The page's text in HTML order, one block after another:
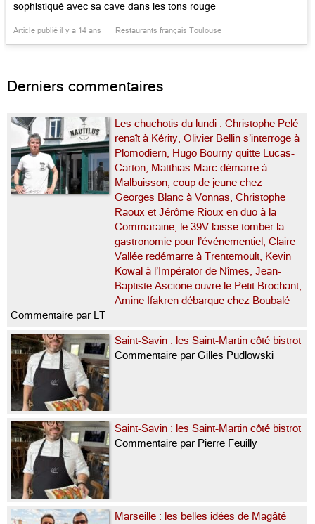
sophistiqué avec sa cave dans les tons rouge
natif du Gers, a travaillé chez Bernard Bach, au
Article publié il y a 14 ans Restaurants français Toulouse
Derniers commentaires
Les chuchotis du lundi : Christophe Pelé
renaît à Kérity, Olivier Bellin s’interroge à
Plomodiern, Hugo Bourny quitte Lucas-
Carton, Matthias Marc démarre à
Malbuisson, coup de jeune chez
Georges Blanc à Vonnas, Christophe
Raoux et Jérôme Rioux en duo à la
Commaraine, le 39V laisse tomber la
gastronomie pour l’événementiel, Claire
Vallée redémarre à Trentemoult, Kevin
Kowal à l’Impérator de Nîmes, Jean-
Baptiste Ascione ouvre le Petit Brochant,
Amine Ifakren débarque chez Boubalé
Commentaire par LT
Saint-Savin : les Saint-Martin côté bistrot
Commentaire par Gilles Pudlowski
Saint-Savin : les Saint-Martin côté bistrot
Commentaire par Pierre Feuilly
Marseille : les belles idées de Magâté